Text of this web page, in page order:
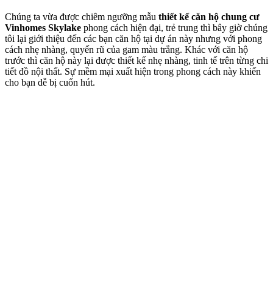
Chúng ta vừa được chiêm ngưỡng mẫu thiết kế căn hộ chung cư
Vinhomes Skylake phong cách hiện đại, trẻ trung thì bây giờ chúng
tôi lại giới thiệu đến các bạn căn hộ tại dự án này nhưng với phong
cách nhẹ nhàng, quyến rũ của gam màu trắng. Khác với căn hộ
trước thì căn hộ này lại được thiết kế nhẹ nhàng, tinh tế trên từng chi
tiết đồ nội thất. Sự mềm mại xuất hiện trong phong cách này khiến
cho bạn dễ bị cuốn hút.